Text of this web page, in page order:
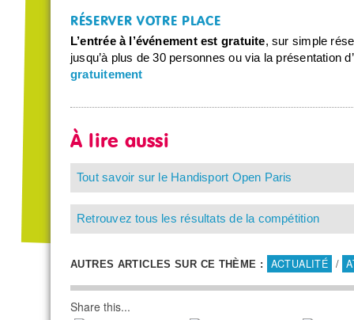
RÉSERVER VOTRE PLACE
L’entrée à l’événement est gratuite, sur simple
jusqu’à plus de 30 personnes ou via la présentation
gratuitement
À lire aussi
Tout savoir sur le Handisport Open Paris
Retrouvez tous les résultats de la compétition
AUTRES ARTICLES SUR CE THÈME : ACTUALITÉ /
Share this...